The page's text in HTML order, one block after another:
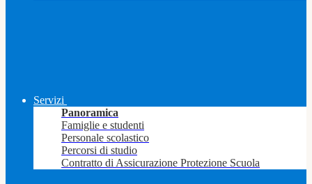
Servizi
Panoramica
Famiglie e studenti
Personale scolastico
Percorsi di studio
Contratto di Assicurazione Protezione Scuola